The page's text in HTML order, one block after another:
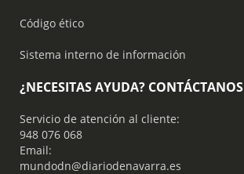
Código ético
Sistema interno de información
¿NECESITAS AYUDA? CONTÁCTANOS
Servicio de atención al cliente:
948 076 068
Email:
mundodn@diariodenavarra.es